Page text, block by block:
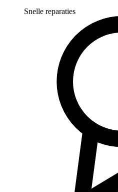
Snelle reparaties